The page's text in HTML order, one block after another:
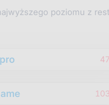
poziomu z